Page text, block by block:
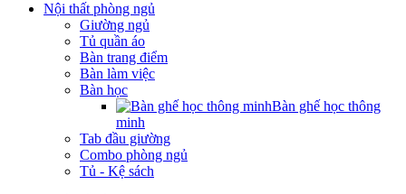
Nội thất phòng ngủ
Giường ngủ
Tủ quần áo
Bàn trang điểm
Bàn làm việc
Bàn học
Bàn ghế học thông
minh
Tab đầu giường
Combo phòng ngủ
Tủ - Kệ sách